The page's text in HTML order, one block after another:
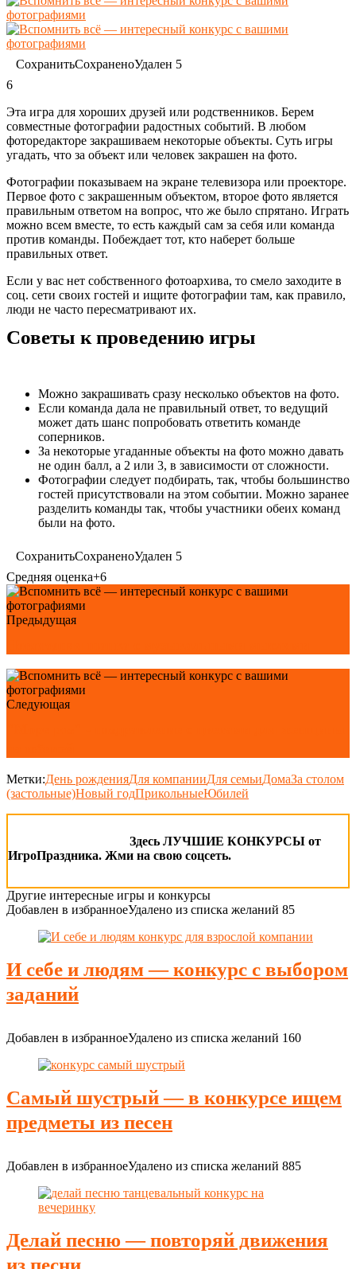
СохранитьСохраненоУдален 5
6
Эта игра для хороших друзей или родственников. Берем
совместные фотографии радостных событий. В любом
фоторедакторе закрашиваем некоторые объекты. Суть игры
угадать, что за объект или человек закрашен на фото.
Фотографии показываем на экране телевизора или проекторе.
Первое фото с закрашенным объектом, второе фото является
правильным ответом на вопрос, что же было спрятано. Играть
можно всем вместе, то есть каждый сам за себя или команда
против команды. Побеждает тот, кто наберет больше
правильных ответ.
Если у вас нет собственного фотоархива, то смело заходите в
соц. сети своих гостей и ищите фотографии там, как правило,
люди не часто пересматривают их.
Советы к проведению игры
Можно закрашивать сразу несколько объектов на фото.
Если команда дала не правильный ответ, то ведущий
может дать шанс попробовать ответить команде
соперников.
За некоторые угаданные объекты на фото можно давать
не один балл, а 2 или 3, в зависимости от сложности.
Фотографии следует подбирать, так, чтобы большинство
гостей присутствовали на этом событии. Можно заранее
разделить команды так, чтобы участники обеих команд
были на фото.
СохранитьСохраненоУдален 5
Средняя оценка+6
Предыдущая
Следующая
Метки:День рожденияДля компанииДля семьиДомаЗа столом
(застольные)Новый годПрикольныеЮбилей
Здесь ЛУЧШИЕ КОНКУРСЫ от
ИгроПраздника. Жми на свою соцсеть.
Другие интересные игры и конкурсы
Добавлен в избранноеУдалено из списка желаний 85
И себе и людям — конкурс с выбором
заданий
Добавлен в избранноеУдалено из списка желаний 160
Самый шустрый — в конкурсе ищем
предметы из песен
Добавлен в избранноеУдалено из списка желаний 885
Делай песню — повторяй движения
из песни